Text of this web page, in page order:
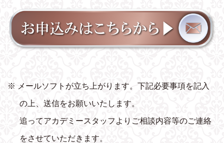
※ メールソフトが立ち上がります。下記必要事項を記入
の上、送信をお願いいたします。
追ってアカデミースタッフよりご相談内容等のご連絡
をさせていただきます。